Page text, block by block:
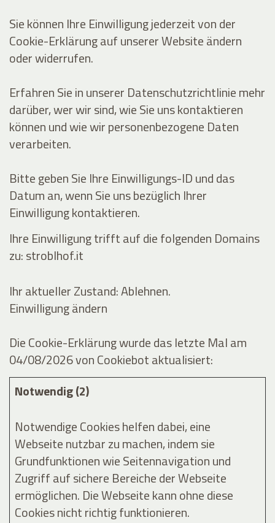
Sie können Ihre Einwilligung jederzeit von der
Cookie-Erklärung auf unserer Website ändern
oder widerrufen.
Erfahren Sie in unserer Datenschutzrichtlinie mehr
darüber, wer wir sind, wie Sie uns kontaktieren
können und wie wir personenbezogene Daten
verarbeiten.
Bitte geben Sie Ihre Einwilligungs-ID und das
Datum an, wenn Sie uns bezüglich Ihrer
Einwilligung kontaktieren.
Ihre Einwilligung trifft auf die folgenden Domains
zu: stroblhof.it
Ihr aktueller Zustand: Ablehnen.
Einwilligung ändern
Die Cookie-Erklärung wurde das letzte Mal am
04/08/2026 vonCookiebotaktualisiert:
Notwendig (2)
Notwendige Cookies helfen dabei, eine
Webseite nutzbar zu machen, indem sie
Grundfunktionen wie Seitennavigation und
Zugriff auf sichere Bereiche der Webseite
ermöglichen. Die Webseite kann ohne diese
Cookies nicht richtig funktionieren.